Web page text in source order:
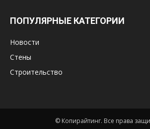
ПОПУЛЯРНЫЕ КАТЕГОРИИ
Новости
Стены
Строительство
© Копирайтинг. Все права